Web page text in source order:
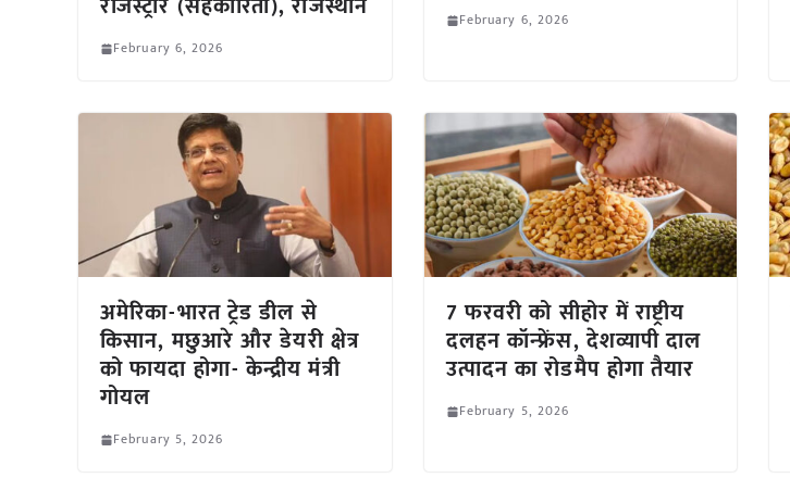
February 6, 2026
February 6, 2026
अमेरिका-भारत ट्रेड डील से
किसान, मछुआरे और डेयरी क्षेत्र
को फायदा होगा- केन्द्रीय मंत्री
गोयल
February 5, 2026
7 फरवरी को सीहोर में राष्ट्रीय
दलहन कॉन्फ्रेंस, देशव्यापी दाल
उत्पादन का रोडमैप होगा तैयार
February 5, 2026